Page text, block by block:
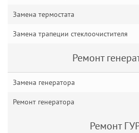
Замена термостата
Замена трапеции стеклоочистителя
Ремонт
Замена генератора
Ремонт генератора
Ремонт